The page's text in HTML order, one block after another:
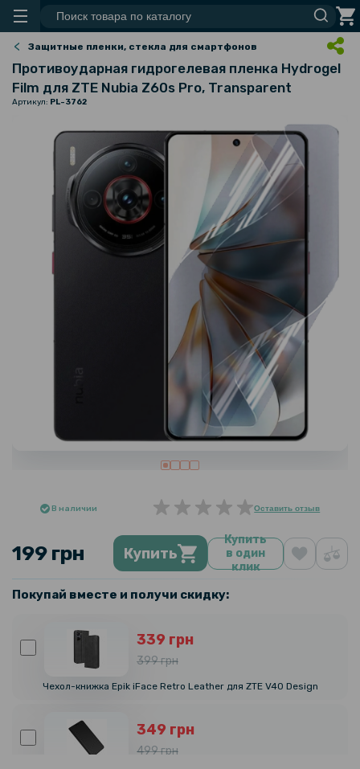
Защитные пленки, стекла для смартфонов
Противоударная гидрогелевая пленка Hydrogel
Film для ZTE Nubia Z60s Pro​​​, Transparent
Артикул: PL-3762
В наличии Оставить отзыв
199 грн Купить
Купить
в один
клик
Покупай вместе и получи скидку:
339 грн
399 грн
Чехол-книжка Epik iFace Retro Leather для ZTE V40 Design
349 грн
499 грн